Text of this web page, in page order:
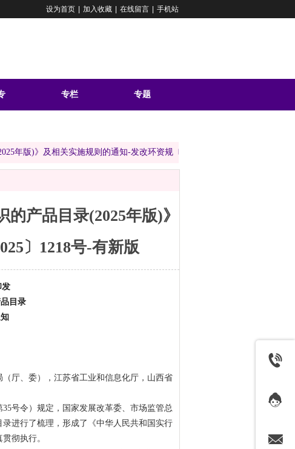
设为首页 加入收藏 在线留言 手机站
专栏 专题
年版)》及相关实施规则的通知-发改环资规〔2025〕1218号-有新版
产品目录(2025年版)》
〕1218号-有新版
发
目录
厅、委），江苏省工业和信息化厅，山西省
号令）规定，国家发展改革委、市场监管总
进行了梳理，形成了《中华人民共和国实行
彻执行。